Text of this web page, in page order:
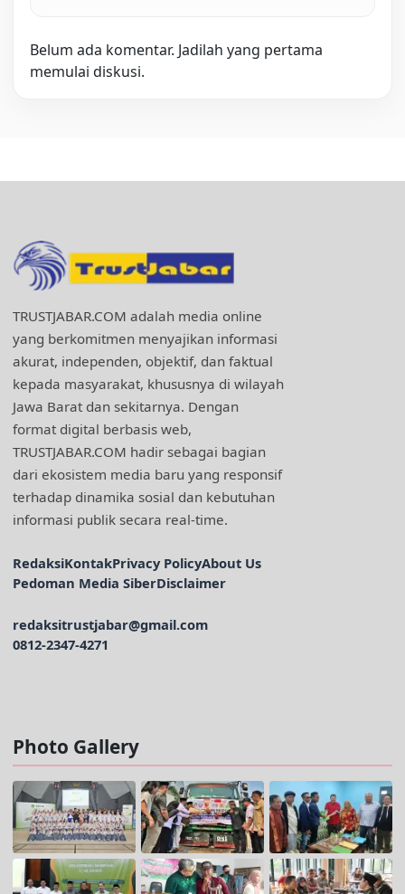
Belum ada komentar. Jadilah yang pertama
memulai diskusi.
TRUSTJABAR.COM adalah media online
yang berkomitmen menyajikan informasi
akurat, independen, objektif, dan faktual
kepada masyarakat, khususnya di wilayah
Jawa Barat dan sekitarnya. Dengan
format digital berbasis web,
TRUSTJABAR.COM hadir sebagai bagian
dari ekosistem media baru yang responsif
terhadap dinamika sosial dan kebutuhan
informasi publik secara real-time.
RedaksiKontakPrivacy PolicyAbout Us
Pedoman Media SiberDisclaimer
redaksitrustjabar@gmail.com
0812-2347-4271
Photo Gallery